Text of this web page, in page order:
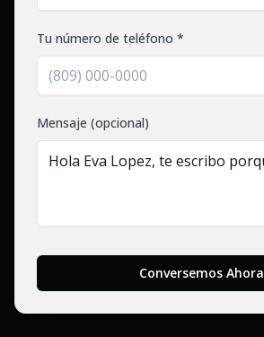
Tu número de teléfono *
Mensaje (opcional)
Conversemos Ahora